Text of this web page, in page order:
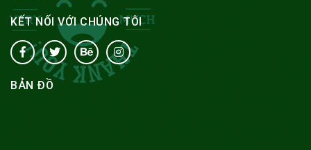
KẾT NỐI VỚI CHÚNG TÔI
BẢN ĐỒ